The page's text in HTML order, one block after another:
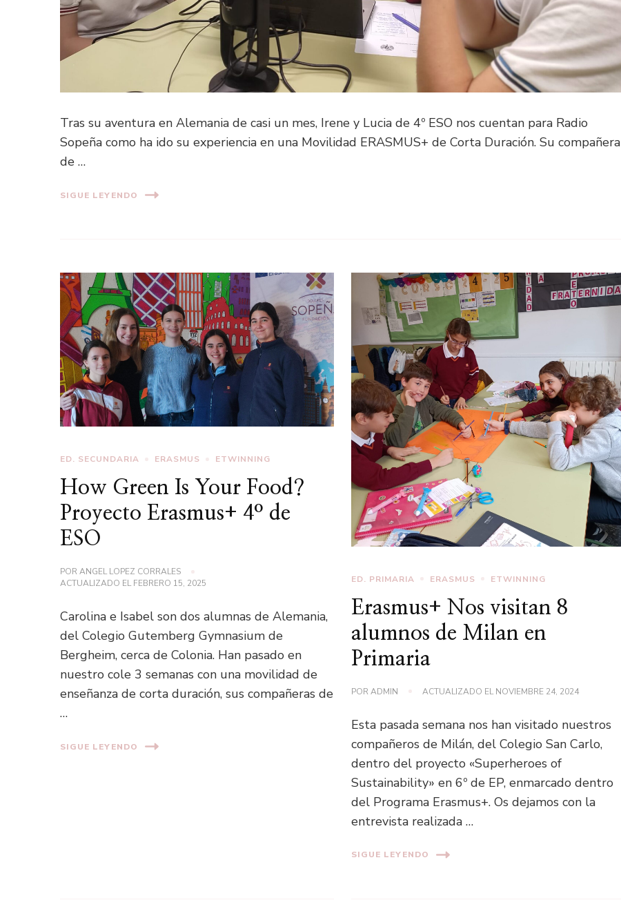
Tras su aventura en Alemania de casi un mes, Irene y Lucia de 4º ESO nos cuentan para Radio
Sopeña como ha ido su experiencia en una Movilidad ERASMUS+ de Corta Duración. Su compañera
de …
SIGUE LEYENDO
ED. SECUNDARIA ERASMUS ETWINNING
How Green Is Your Food?
Proyecto Erasmus+ 4º de
ESO
PORANGEL LOPEZ CORRALES
ACTUALIZADO ELFEBRERO 15, 2025
Carolina e Isabel son dos alumnas de Alemania,
del Colegio Gutemberg Gymnasium de
Bergheim, cerca de Colonia. Han pasado en
nuestro cole 3 semanas con una movilidad de
enseñanza de corta duración, sus compañeras de
…
SIGUE LEYENDO
ED. PRIMARIA ERASMUS ETWINNING
Erasmus+ Nos visitan 8
alumnos de Milan en
Primaria
PORADMIN ACTUALIZADO ELNOVIEMBRE 24, 2024
Esta pasada semana nos han visitado nuestros
compañeros de Milán, del Colegio San Carlo,
dentro del proyecto «Superheroes of
Sustainability» en 6º de EP, enmarcado dentro
del Programa Erasmus+. Os dejamos con la
entrevista realizada …
SIGUE LEYENDO